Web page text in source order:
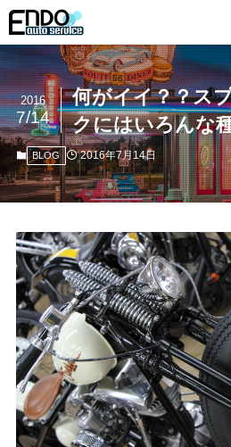
何がイイ？？ス
クにはいろんな
2016
7/14
BLOG 2016年7月14日